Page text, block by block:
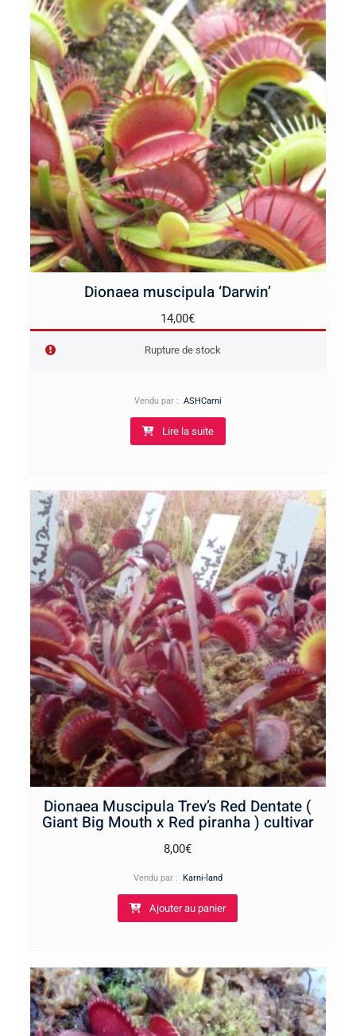
Dionaea muscipula ‘Darwin’
14,00€
Rupture de stock
Vendu par : ASHCarni
Lire la suite
Dionaea Muscipula Trev’s Red Dentate (
Giant Big Mouth x Red piranha ) cultivar
8,00€
Vendu par : Karni-land
Ajouter au panier